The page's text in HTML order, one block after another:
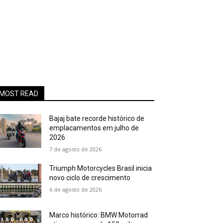
READ
Bajaj bate recorde histórico de
emplacamentos em julho de
2026
7 de agosto de 2026
Triumph Motorcycles Brasil inicia
novo ciclo de crescimento
6 de agosto de 2026
Marco histórico: BMW Motorrad